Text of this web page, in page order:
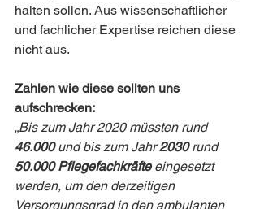
halten sollen. Aus wissenschaftlicher
und fachlicher Expertise reichen diese
nicht aus.
Zahlen wie diese sollten uns
aufschrecken:
„Bis zum Jahr 2020 müssten rund
46.000 und bis zum Jahr 2030 rund
50.000 Pflegefachkräfte eingesetzt
werden, um den derzeitigen
Versorgungsgrad in den ambulanten